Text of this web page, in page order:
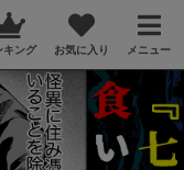
キング お気に入り メニュー